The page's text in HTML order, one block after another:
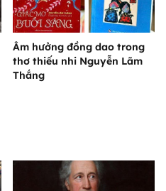
Âm hưởng đồng dao trong
thơ thiếu nhi Nguyễn Lãm
Thắng